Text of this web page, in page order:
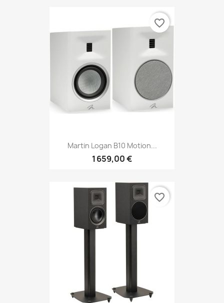
Martin Logan B10 Motion...
1 659,00 €
favorite_border
favorite_border